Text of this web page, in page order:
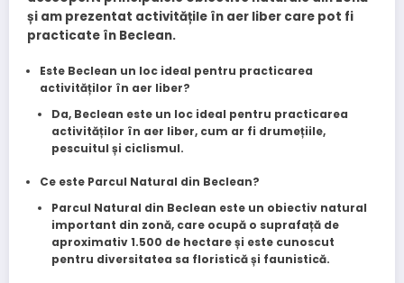
și am prezentat activitățile în aer liber care pot fi
practicate în Beclean.
Este Beclean un loc ideal pentru practicarea
activităților în aer liber?
Da, Beclean este un loc ideal pentru practicarea
activităților în aer liber, cum ar fi drumețiile,
pescuitul și ciclismul.
Ce este Parcul Natural din Beclean?
Parcul Natural din Beclean este un obiectiv natural
important din zonă, care ocupă o suprafață de
aproximativ 1.500 de hectare și este cunoscut
pentru diversitatea sa floristică și faunistică.